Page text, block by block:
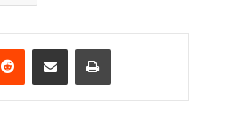
Reddit Condividi via mail Stampa